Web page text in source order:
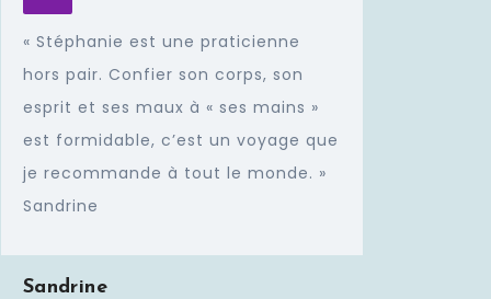
« Stéphanie est une praticienne
hors pair. Confier son corps, son
esprit et ses maux à « ses mains »
est formidable, c’est un voyage que
je recommande à tout le monde. »
Sandrine
Sandrine